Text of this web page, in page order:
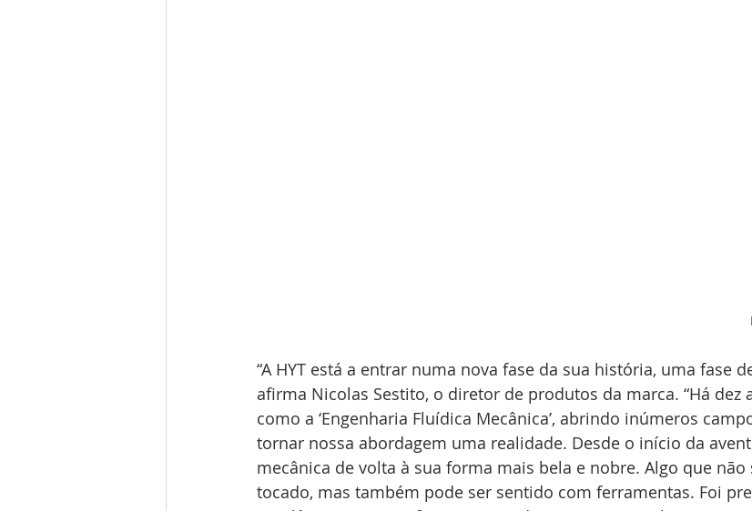
“A HYT está a entrar numa nova fase da sua história, uma fase
afirma Nicolas Sestito, o diretor de produtos da marca. “Há dez
como a ‘Engenharia Fluídica Mecânica’, abrindo inúmeros
tornar nossa abordagem uma realidade. Desde o início da
mecânica de volta à sua forma mais bela e nobre. Algo que
tocado, mas também pode ser sentido com ferramentas. Foi